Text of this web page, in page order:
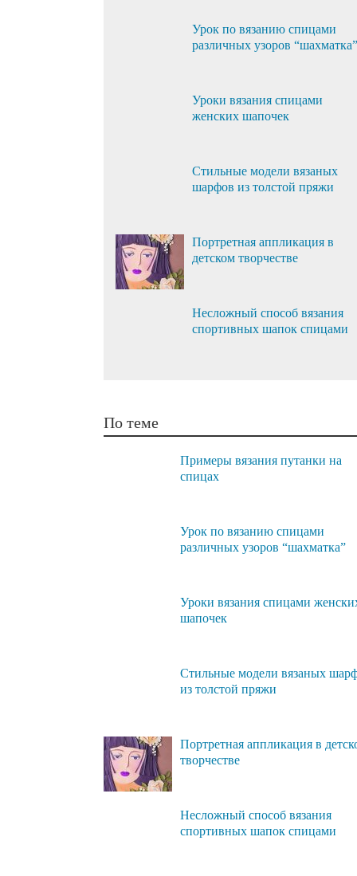
Урок по вязанию спицами
различных узоров “шахматка”
Уроки вязания спицами
женских шапочек
Стильные модели вязаных
шарфов из толстой пряжи
Портретная аппликация в
детском творчестве
Несложный способ вязания
спортивных шапок спицами
По теме
Примеры вязания путанки на
спицах
Урок по вязанию спицами
различных узоров “шахматка”
Уроки вязания спицами
шапочек
Стильные модели вязаных
из толстой пряжи
Портретная аппликация в
творчестве
Несложный способ вязания
спортивных шапок спицами